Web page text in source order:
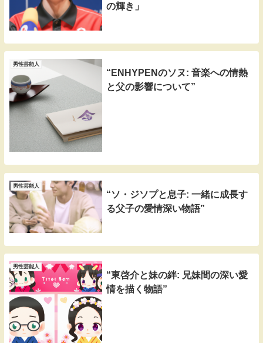
の輝き」
男性芸能人
“ENHYPENのソヌ: 音楽への情熱
と父の影響について”
男性芸能人
“ソ・ジソプと息子: 一緒に成長す
る父子の愛情深い物語”
男性芸能人
“東啓介と妹の絆: 兄妹間の深い愛
情を描く物語”